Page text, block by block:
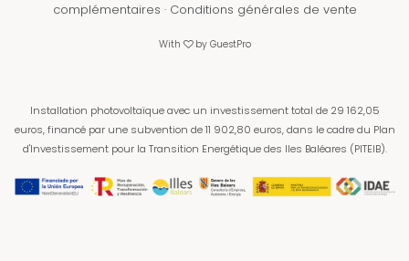
complémentaires · Conditions générales de vente
With by GuestPro
Installation photovoltaïque avec un investissement total de 29 162,05
euros, financé par une subvention de 11 902,80 euros,dans le cadre du Plan
d'Investissement pour la Transition Energétique des Iles Baléares (PITEIB).